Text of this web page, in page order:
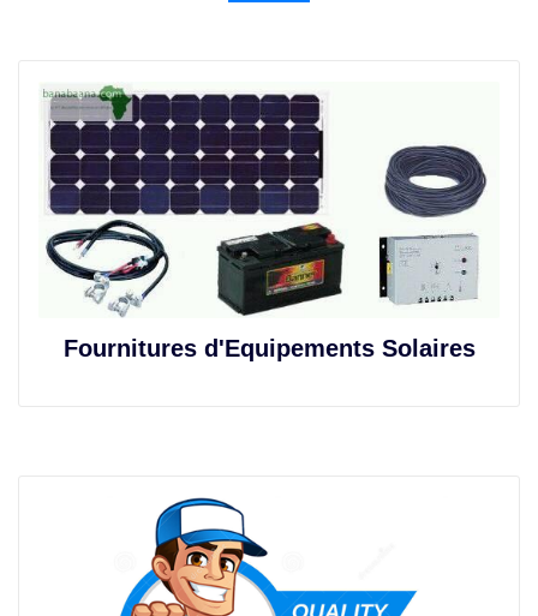
Fournitures d'Equipements Solaires